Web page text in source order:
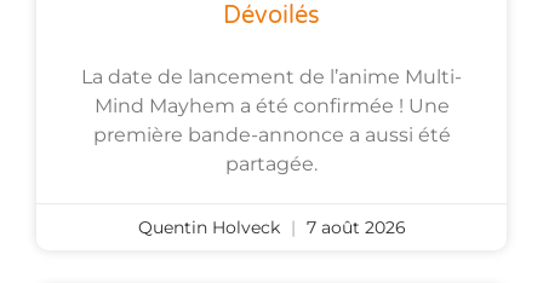
Dévoilés
La date de lancement de l’anime Multi-
Mind Mayhem a été confirmée ! Une
première bande-annonce a aussi été
partagée.
Quentin Holveck 7 août 2026